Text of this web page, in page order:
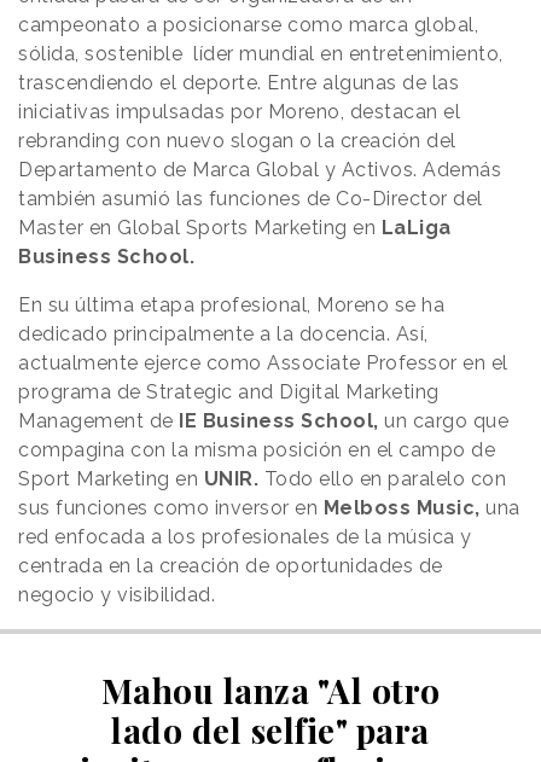
campeonato a posicionarse como marca global,
sólida, sostenible líder mundial en entretenimiento,
trascendiendo el deporte. Entre algunas de las
iniciativas impulsadas por Moreno, destacan el
rebranding con nuevo slogan o la creación del
Departamento de Marca Global y Activos. Además
también asumió las funciones de Co-Director del
Master en Global Sports Marketing en LaLiga
Business School.
En su última etapa profesional, Moreno se ha
dedicado principalmente a la docencia. Así,
actualmente ejerce como Associate Professor en el
programa de Strategic and Digital Marketing
Management de IE Business School, un cargo que
compagina con la misma posición en el campo de
Sport Marketing en UNIR. Todo ello en paralelo con
sus funciones como inversor en Melboss Music, una
red enfocada a los profesionales de la música y
centrada en la creación de oportunidades de
negocio y visibilidad.
Mahou lanza "Al otro
lado del selfie" para